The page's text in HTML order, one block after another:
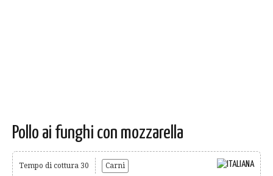
Pollo ai funghi con mozzarella
Tempo di cottura 30 Carni